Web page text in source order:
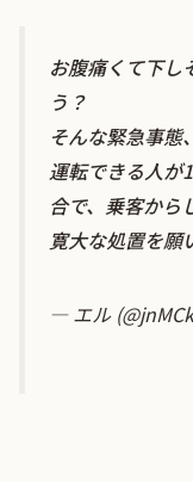
お腹痛くて下し
う？
そんな緊急事態
運転できる人が
合で、乗客から
寛大な処置を願
— エル